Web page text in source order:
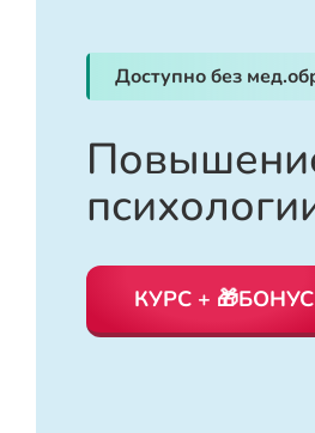
Доступно без
КУРС + 🎁БОНУС